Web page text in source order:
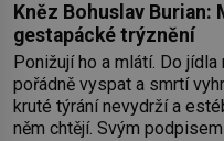
Kněz Bohuslav
gestapácké trýznění
Ponižují ho a mlátí. Do
pořádně vyspat a smrtí
kruté týrání nevydrží a
něm chtějí. Svým